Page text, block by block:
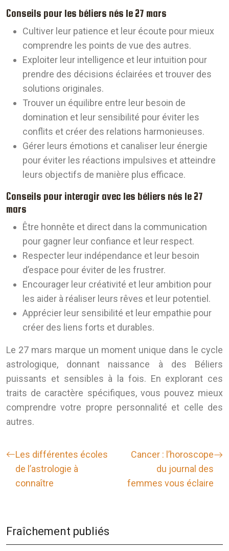
Conseils pour les béliers nés le 27 mars
Cultiver leur patience et leur écoute pour mieux
comprendre les points de vue des autres.
Exploiter leur intelligence et leur intuition pour
prendre des décisions éclairées et trouver des
solutions originales.
Trouver un équilibre entre leur besoin de
domination et leur sensibilité pour éviter les
conflits et créer des relations harmonieuses.
Gérer leurs émotions et canaliser leur énergie
pour éviter les réactions impulsives et atteindre
leurs objectifs de manière plus efficace.
Conseils pour interagir avec les béliers nés le 27
mars
Être honnête et direct dans la communication
pour gagner leur confiance et leur respect.
Respecter leur indépendance et leur besoin
d’espace pour éviter de les frustrer.
Encourager leur créativité et leur ambition pour
les aider à réaliser leurs rêves et leur potentiel.
Apprécier leur sensibilité et leur empathie pour
créer des liens forts et durables.
Le 27 mars marque un moment unique dans le cycle
astrologique, donnant naissance à des Béliers
puissants et sensibles à la fois. En explorant ces
traits de caractère spécifiques, vous pouvez mieux
comprendre votre propre personnalité et celle des
autres.
Les différentes écoles
de l’astrologie à
connaître
Cancer : l’horoscope
du journal des
femmes vous éclaire
Fraîchement publiés